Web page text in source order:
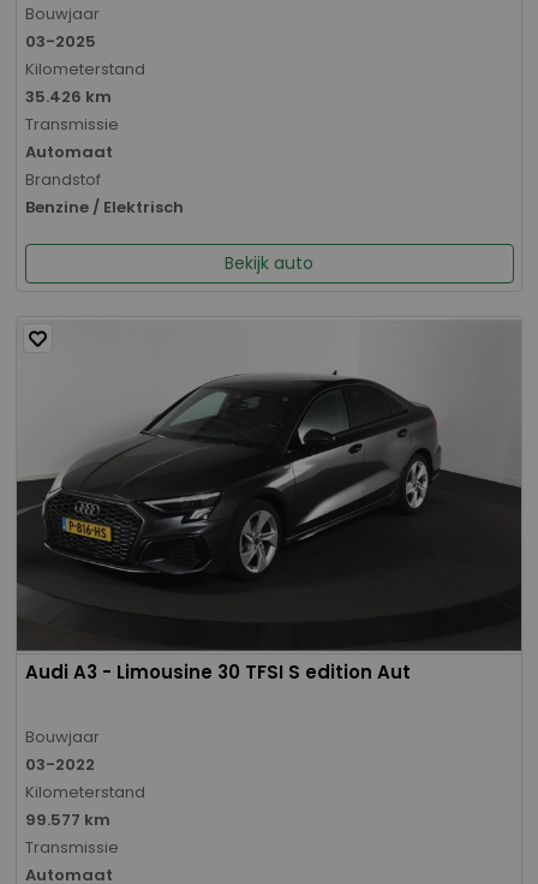
Bouwjaar
03-2025
Kilometerstand
35.426 km
Transmissie
Automaat
Brandstof
Benzine / Elektrisch
Bekijk auto
Audi A3 - Limousine 30 TFSI S edition Aut
Bouwjaar
03-2022
Kilometerstand
99.577 km
Transmissie
Automaat